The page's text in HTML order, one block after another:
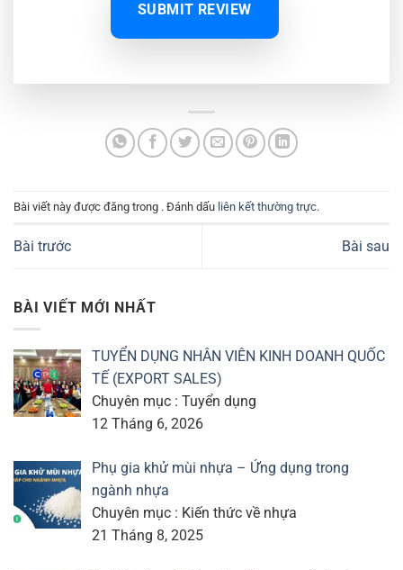
SUBMIT REVIEW
Bài viết này được đăng trong . Đánh dấu liên kết thường trực.
Bài trước Bài sau
BÀI VIẾT MỚI NHẤT
TUYỂN DỤNG NHÂN VIÊN KINH DOANH QUỐC
TẾ (EXPORT SALES)
Chuyên mục : Tuyển dụng
12 Tháng 6, 2026
Phụ gia khử mùi nhựa – Ứng dụng trong
ngành nhựa
Chuyên mục : Kiến thức về nhựa
21 Tháng 8, 2025